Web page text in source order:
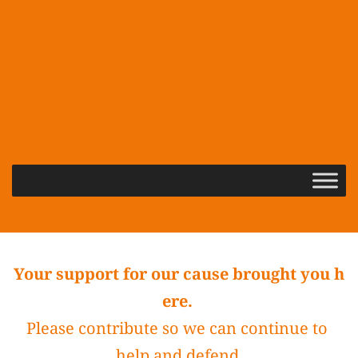
Your support for our cause brought you h
ere.
Please contribute so we can continue to